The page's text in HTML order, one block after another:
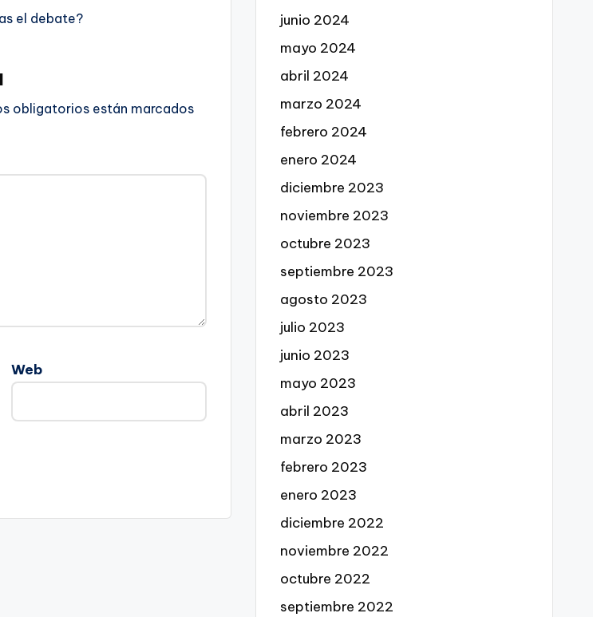
el debate?
obligatorios están marcados
Web
junio 2024
mayo 2024
abril 2024
marzo 2024
febrero 2024
enero 2024
diciembre 2023
noviembre 2023
octubre 2023
septiembre 2023
agosto 2023
julio 2023
junio 2023
mayo 2023
abril 2023
marzo 2023
febrero 2023
enero 2023
diciembre 2022
noviembre 2022
octubre 2022
septiembre 2022